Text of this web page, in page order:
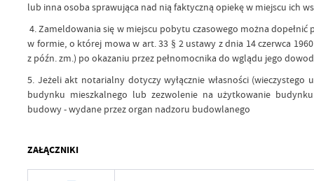
lub inna osoba sprawująca nad nią faktyczną opiekę w miejscu ich
4. Zameldowania się w miejscu pobytu czasowego można
w formie, o której mowa w art. 33 § 2 ustawy z dnia 14 czerwca
z późn. zm.) po okazaniu przez pełnomocnika do wglądu jego
5. Jeżeli akt notarialny dotyczy wyłącznie własności
budynku mieszkalnego lub zezwolenie na użytkowanie
budowy - wydane przez organ nadzoru budowlanego
ZAŁĄCZNIKI